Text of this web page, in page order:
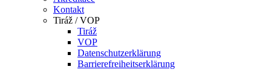
Kontakt
Tiráž / VOP
Tiráž
VOP
Datenschutzerklärung
Barrierefreiheitserklärung